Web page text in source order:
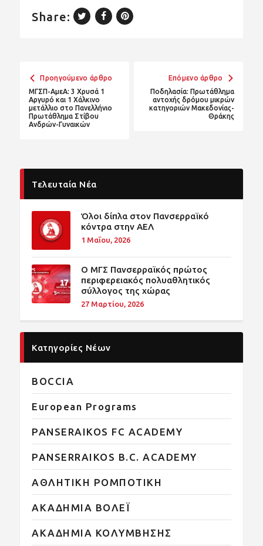
Share:
Προηγούμενο άρθρο
ΜΓΣΠ-ΑμεΑ: 3 Χρυσά 1
Αργυρό και 1 Χάλκινο
μετάλλιο στο Πανελλήνιο
Πρωτάθλημα Στίβου
Ανδρών-Γυναικών
Επόμενο άρθρο
Ποδηλασία: Πρωτάθλημα
αντοχής δρόμου μικρών
κατηγοριών Μακεδονίας-
Θράκης
Τελευταία Νέα
Όλοι δίπλα στον Πανσερραϊκό
κόντρα στην ΑΕΛ
1 Μαΐου, 2026
O ΜΓΣ Πανσερραϊκός πρώτος
περιφερειακός πολυαθλητικός
σύλλογος της χώρας
27 Μαρτίου, 2026
Κατηγορίες Νέων
BOCCIA
European Programs
PANSERAIKOS FC ACADEMY
PANSERRAIKOS B.C. ACADEMY
ΑΘΛΗΤΙΚΗ ΡΟΜΠΟΤΙΚΗ
ΑΚΑΔΗΜΙΑ ΒΟΛΕΪ
ΑΚΑΔΗΜΙΑ ΚΟΛΥΜΒΗΣΗΣ